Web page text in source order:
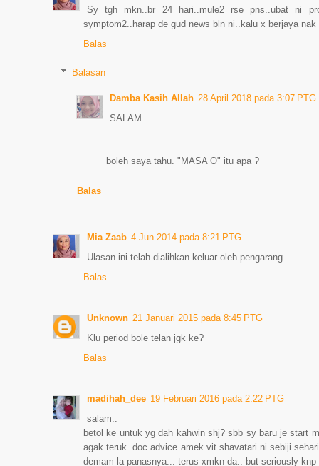
Sy tgh mkn..br 24 hari..mule2 rse pns..ubat ni
symptom2..harap de gud news bln ni..kalu x berjaya
Balas
Balasan
Damba Kasih Allah 28 April 2018 pada 3:07 PTG
SALAM..
boleh saya tahu. "MASA O" itu apa ?
Balas
Mia Zaab 4 Jun 2014 pada 8:21 PTG
Ulasan ini telah dialihkan keluar oleh pengarang.
Balas
Unknown 21 Januari 2015 pada 8:45 PTG
Klu period bole telan jgk ke?
Balas
madihah_dee 19 Februari 2016 pada 2:22 PTG
salam..
betol ke untuk yg dah kahwin shj? sbb sy baru je start
agak teruk..doc advice amek vit shavatari ni sebiji
demam la panasnya... terus xmkn da.. but seriously